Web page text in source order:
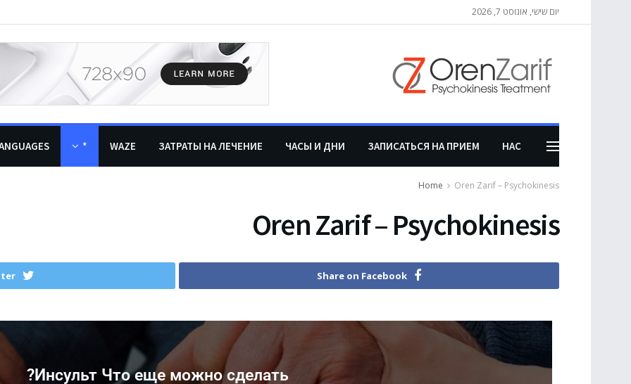
יום שישי, אוגוסט 7, 2026
НАС
ЗАПИСАТЬСЯ НА ПРИЕМ
ЧАСЫ И ДНИ
ЗАТРАТЫ НА ЛЕЧЕНИЕ
WAZE
*
Home Oren Zarif – Psychokinesis
Oren Zarif – Psychokinesis
Share on Facebook
Инсульт Что еще можно сделать?